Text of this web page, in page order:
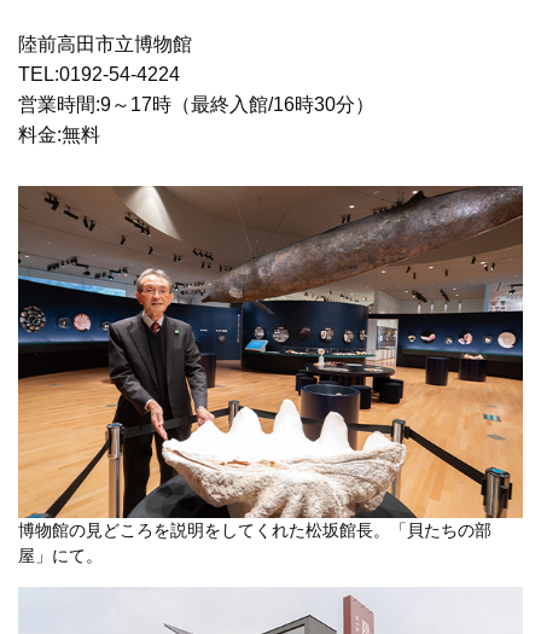
陸前高田市立博物館
TEL:0192-54-4224
営業時間:9～17時（最終入館/16時30分）
料金:無料
博物館の見どころを説明をしてくれた松坂館長。「貝たちの部
屋」にて。